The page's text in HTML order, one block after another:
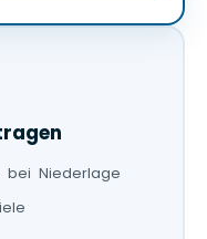
bei Niederlage